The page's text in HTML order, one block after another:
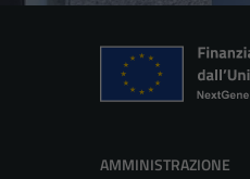
AMMINISTRAZIONE